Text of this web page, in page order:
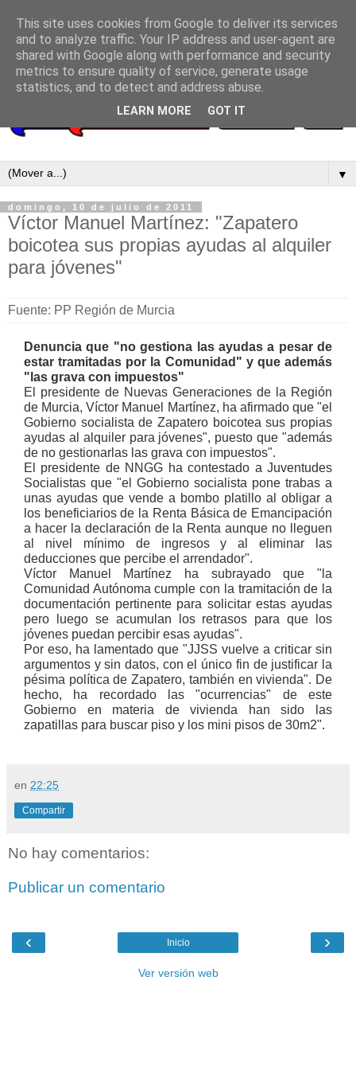
▼
domingo, 10 de julio de 2011
Víctor Manuel Martínez: "Zapatero
boicotea sus propias ayudas al alquiler
para jóvenes"
Fuente: PP Región de Murcia
Denuncia que "no gestiona las ayudas a pesar de
estar tramitadas por la Comunidad" y que además
"las grava con impuestos"
El presidente de Nuevas Generaciones de la Región
de Murcia, Víctor Manuel Martínez, ha afirmado que "el
Gobierno socialista de Zapatero boicotea sus propias
ayudas al alquiler para jóvenes", puesto que "además
de no gestionarlas las grava con impuestos".
El presidente de NNGG ha contestado a Juventudes
Socialistas que "el Gobierno socialista pone trabas a
unas ayudas que vende a bombo platillo al obligar a
los beneficiarios de la Renta Básica de Emancipación
a hacer la declaración de la Renta aunque no lleguen
al nivel mínimo de ingresos y al eliminar las
deducciones que percibe el arrendador".
Víctor Manuel Martínez ha subrayado que "la
Comunidad Autónoma cumple con la tramitación de la
documentación pertinente para solicitar estas ayudas
pero luego se acumulan los retrasos para que los
jóvenes puedan percibir esas ayudas".
Por eso, ha lamentado que "JJSS vuelve a criticar sin
argumentos y sin datos, con el único fin de justificar la
pésima política de Zapatero, también en vivienda". De
hecho, ha recordado las "ocurrencias" de este
Gobierno en materia de vivienda han sido las
zapatillas para buscar piso y los mini pisos de 30m2".
en 22:25
Compartir
No hay comentarios:
Publicar un comentario
‹ ›
Inicio
Ver versión web
This site uses cookies from Google to deliver its services
and to analyze traffic. Your IP address and user-agent are
shared with Google along with performance and security
metrics to ensure quality of service, generate usage
statistics, and to detect and address abuse.
LEARN MORE GOT IT